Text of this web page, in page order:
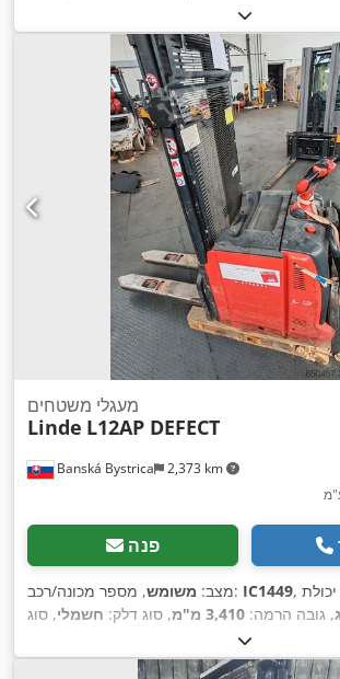
Banská Bystrica 2,373 km
מעגלי משטחים
Linde L12AP DEFECT
פנה
מצב: משומש , מספר מכונה/רכב: IC1449
, גובה הרמה: 3,410 מ"מ , סוג דלק: חשמלי, סוג